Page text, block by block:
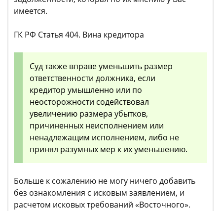
имеется.
ГК РФ Статья 404. Вина кредитора
Суд также вправе уменьшить размер
ответственности должника, если
кредитор умышленно или по
неосторожности содействовал
увеличению размера убытков,
причиненных неисполнением или
ненадлежащим исполнением, либо не
принял разумных мер к их уменьшению.
Больше к сожалению не могу ничего добавить
без ознакомления с исковым заявлением, и
расчетом исковых требований «Восточного».